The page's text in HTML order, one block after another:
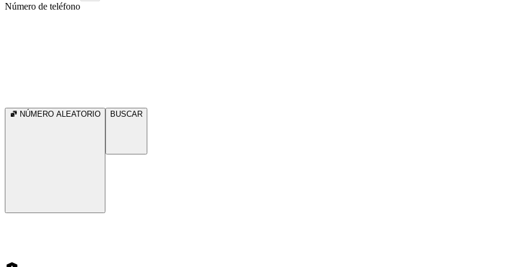
Número de teléfono
NÚMERO ALEATORIO BUSCAR